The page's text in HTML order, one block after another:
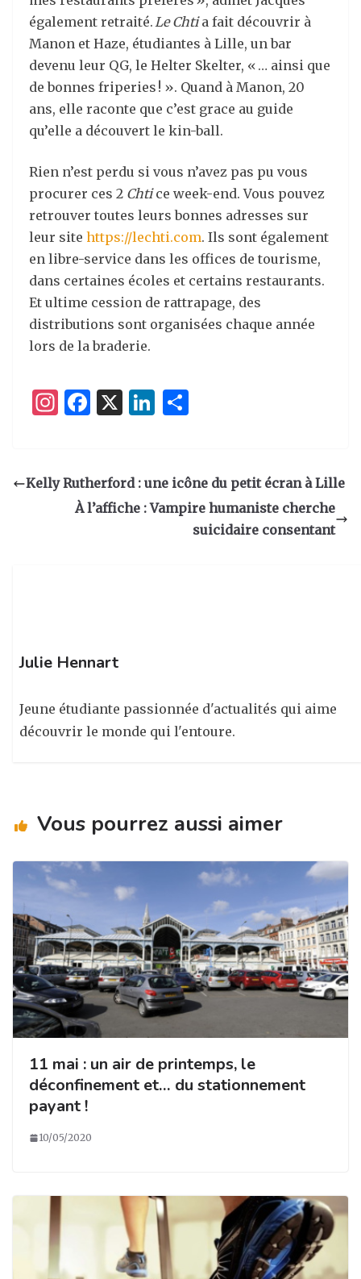
également retraité.Le Chtia fait découvrir à
Manon et Haze, étudiantes à Lille, un bar
devenu leur QG, le Helter Skelter, « … ainsi que
de bonnes friperies ! ». Quand à Manon, 20
ans, elle raconte que c’est grace au guide
qu’elle a découvert le kin-ball.
Rien n’est perdu si vous n’avez pas pu vous
procurer ces 2 Chtice week-end. Vous pouvez
retrouver toutes leurs bonnes adresses sur
leur site https://lechti.com. Ils sont également
en libre-service dans les offices de tourisme,
dans certaines écoles et certains restaurants.
Et ultime cession de rattrapage, des
distributions sont organisées chaque année
lors de la braderie.
I
a
F
e
b
X
Li
e
dI
g
er
Kelly Rutherford : une icône du petit écran à Lille
À l’affiche : Vampire humaniste cherche
suicidaire consentant
Julie Hennart
Jeune étudiante passionnée d'actualités qui aime
découvrir le monde qui l'entoure.
Vous pourrez aussi aimer
11 mai : un air de printemps, le
déconfinement et… du stationnement
payant !
10/05/2020